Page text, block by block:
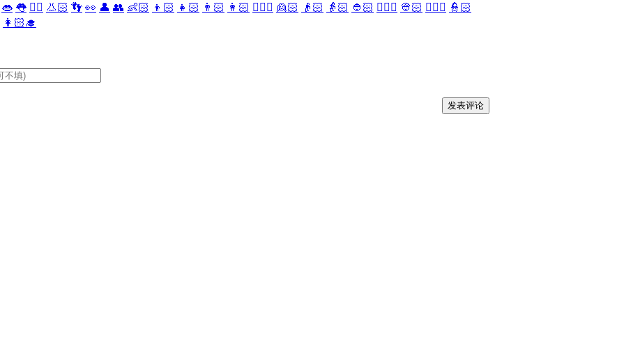
👄 👅 👂🏻 👃🏻 👣 👀 👤 👥 👶🏻 👦🏻 👧🏻 👨🏻 👩🏻 👱🏻‍♀️ 👱🏻 👴🏻 👵🏻 👲🏻 👳🏻‍♀️ 👳🏻 👮🏻‍♀️ 👮🏻
👩🏻‍🎓